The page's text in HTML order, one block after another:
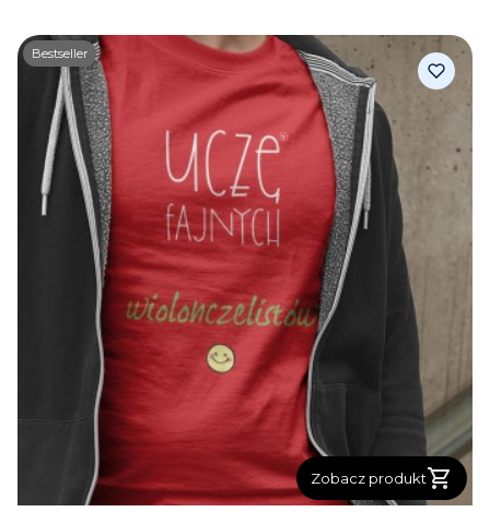
Bestseller
Zobacz produkt